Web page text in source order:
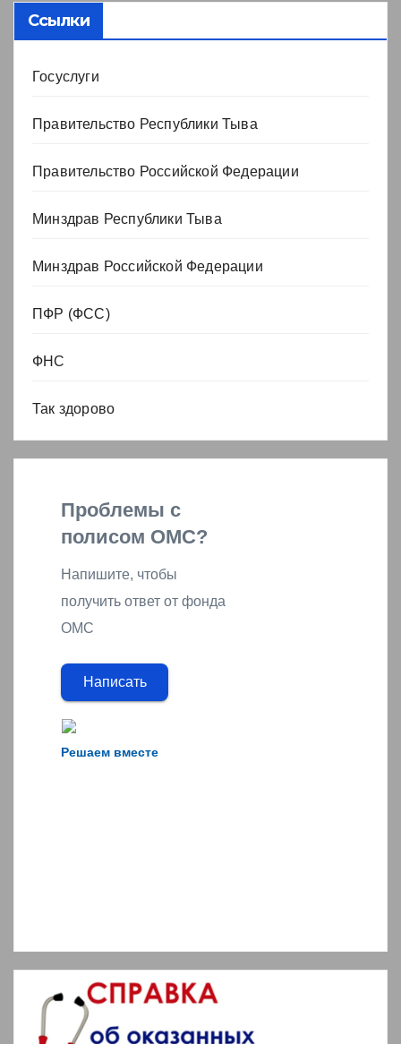
Ссылки
Госуслуги
Правительство Республики Тыва
Правительство Российской Федерации
Минздрав Республики Тыва
Минздрав Российской Федерации
ПФР (ФСС)
ФНС
Так здорово
Решаем вместе
Проблемы с
полисом ОМС?
Напишите, чтобы
получить ответ от фонда
ОМС
Написать